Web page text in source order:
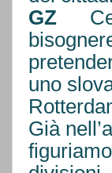
GZ
uno
Già